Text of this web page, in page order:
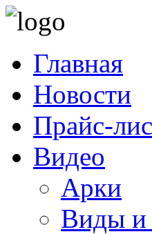
Главная
Новости
Прайс-
Видео
Арки
Виды и